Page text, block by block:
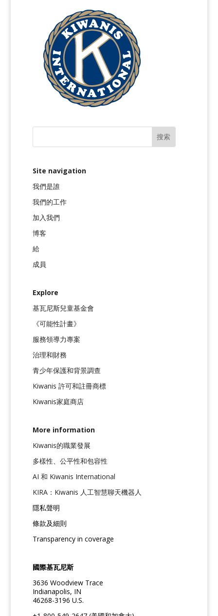
Site navigation
我們是誰
我們的工作
加入我們
博客
給
成員
Explore
基瓦尼斯兒童基金會
《可能性計畫》
服務領導力專案
治理和財務
青少年保護和背景調查
Kiwanis 許可和註冊商標
Kiwanis家庭商店
More information
Kiwanis的職業發展
多樣性、公平性和包容性
AI 和 Kiwanis International
KIRA：Kiwanis 人工智慧聊天機器人
隱私聲明
條款及細則
Transparency in coverage
國際基瓦尼斯
3636 Woodview Trace
Indianapolis, IN
46268-3196 U.S.